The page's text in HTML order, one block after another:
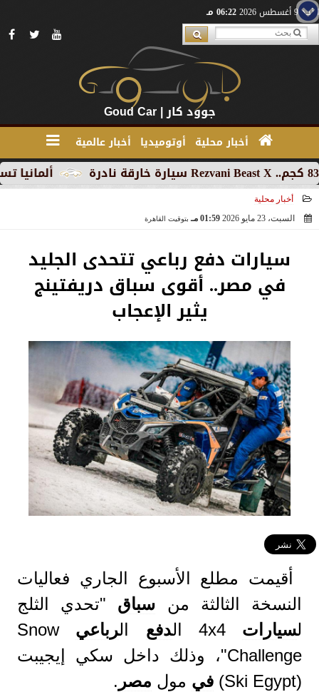
الأحد 9 أغسطس 2026 06:22 مـ
جوود كار | Goud Car
أخبار محلية أوتوميديا أخبار عالمية
ألمانيا تسجل
أخبار محلية
السبت، 23 مايو 2026
01:59 مـ بتوقيت القاهرة
سيارات دفع رباعي تتحدى الجليد
في مصر.. أقوى سباق دريفتينج
يثير الإعجاب
أقيمت مطلع الأسبوع الجاري فعاليات
النسخة الثالثة من سباق "تحدي الثلج
لسيارات 4x4 ال دفع الرباعي
Snow
Challenge"، وذلك داخل سكي إيجيبت
(Ski Egypt)
في مول مصر .